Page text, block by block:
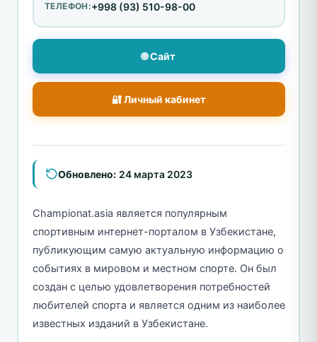
ТЕЛЕФОН:+998 (93) 510-98-00
🌐 Сайт
🔐 Личный кабинет
Обновлено: 24 марта 2023
Championat.asia является популярным
спортивным интернет-порталом в Узбекистане,
публикующим самую актуальную информацию о
событиях в мировом и местном спорте. Он был
создан с целью удовлетворения потребностей
любителей спорта и является одним из наиболее
известных изданий в Узбекистане.